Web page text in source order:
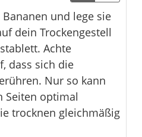
und lege sie
dein Trockengestell
Achte
dass sich die
Nur so kann
Seiten optimal
trocknen gleichmäßig